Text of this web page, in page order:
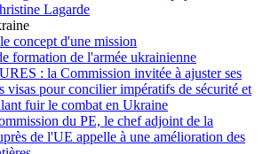
Lagarde
concept d'une mission
formation de l'armée ukrainienne
: la Commission invitée à ajuster ses
visas pour concilier impératifs de sécurité et
fuir le combat en Ukraine
du PE, le chef adjoint de la
de l'UE appelle à une amélioration des